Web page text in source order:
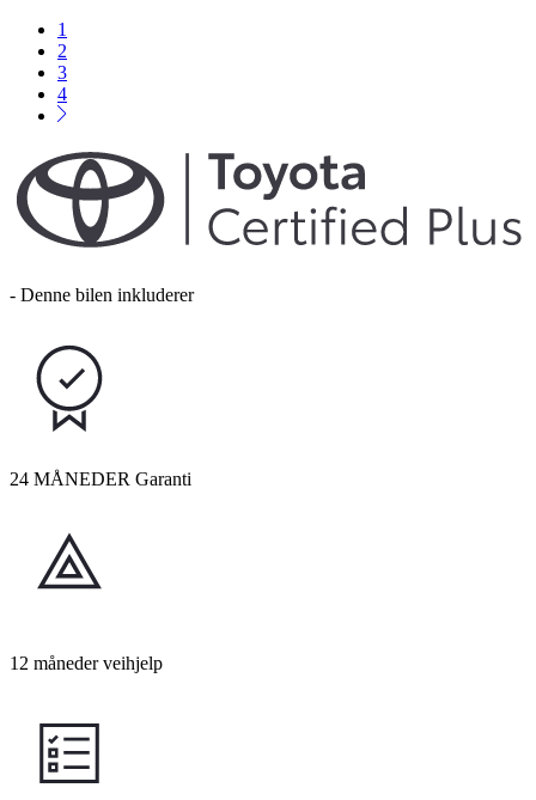
1
2
3
4
- Denne bilen inkluderer
24 MÅNEDER Garanti
12 måneder veihjelp